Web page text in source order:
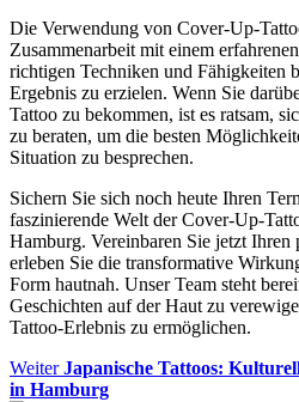
Die Verwendung von Cover-Up-
Zusammenarbeit mit einem
richtigen Techniken und Fähigkeiten
Ergebnis zu erzielen. Wenn Sie
Tattoo zu bekommen, ist es ratsam,
zu beraten, um die besten
Situation zu besprechen.
Sichern Sie sich noch heute Ihren
faszinierende Welt der Cover-Up-
Hamburg. Vereinbaren Sie jetzt Ihren
erleben Sie die transformative
Form hautnah. Unser Team steht
Geschichten auf der Haut zu
Tattoo-Erlebnis zu ermöglichen.
Beitragsnavigation
Weiter Nächster
Beitrag:
Japanische Tattoos:
in Hamburg